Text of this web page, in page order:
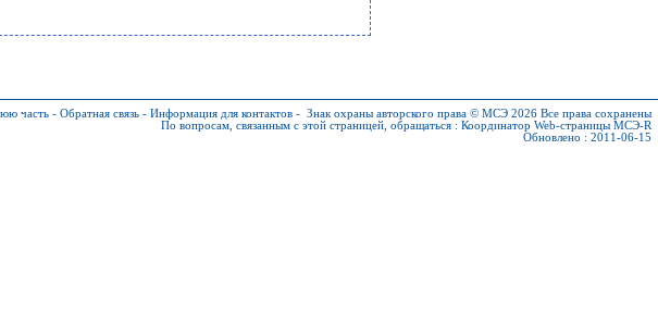
часть - Обратная связь - Информация для контактов - Знак охраны авторского права © МСЭ 2026 Все права сохранены
По вопросам, связанным с этой страницей, обращаться : Координатор Web-страницы МСЭ-R
Обновлено : 2011-06-15